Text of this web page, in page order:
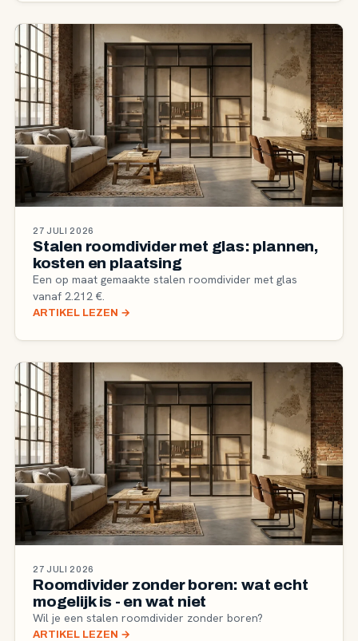
27 JULI 2026
Stalen roomdivider met glas: plannen,
kosten en plaatsing
Een op maat gemaakte stalen roomdivider met glas
vanaf 2.212 €.
ARTIKEL LEZEN →
27 JULI 2026
Roomdivider zonder boren: wat echt
mogelijk is - en wat niet
Wil je een stalen roomdivider zonder boren?
ARTIKEL LEZEN →